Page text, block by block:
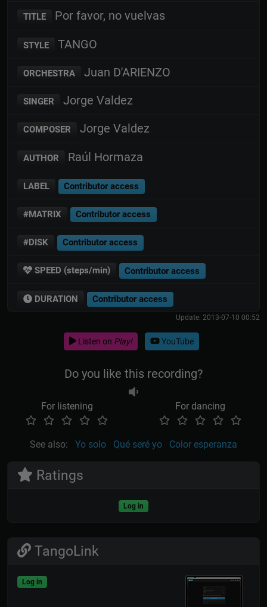
TITLE Por favor, no vuelvas
STYLE TANGO
ORCHESTRA Juan D'ARIENZO
SINGER Jorge Valdez
COMPOSER Jorge Valdez
AUTHOR Raúl Hormaza
LABEL Contributor access
#MATRIX Contributor access
#DISK Contributor access
SPEED (steps/min) Contributor access
DURATION Contributor access
Update: 2013-07-10 00:52
Listen on Play! YouTube
Do you like this recording?
For listening For dancing
See also: Yo solo Qué seré yo Color esperanza
Ratings
Log in
TangoLink
Log in